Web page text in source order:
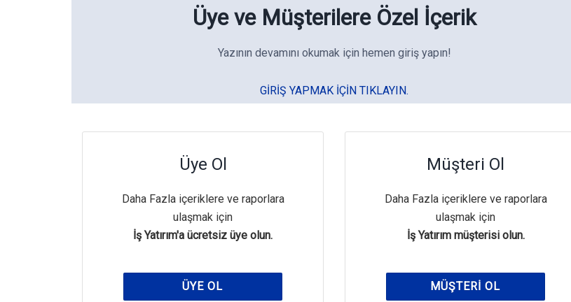
Üye ve Müşterilere Özel İçerik
Yazının devamını okumak için hemen giriş yapın!
GIRIŞ YAPMAK IÇIN TIKLAYIN.
Üye Ol
Daha Fazla içeriklere ve raporlara
ulaşmak için
İş Yatırım'a ücretsiz üye olun.
ÜYE OL
Müşteri Ol
Daha Fazla içeriklere ve raporlara
ulaşmak için
İş Yatırım müşterisi olun.
MÜŞTERI OL